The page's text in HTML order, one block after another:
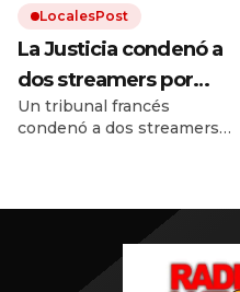
LocalesPost
La Justicia condenó a
dos streamers por
humillar y maltratar a
un influencer hasta su
Un tribunal francés
condenó a dos streamers
hasta 6.000 euros al mes